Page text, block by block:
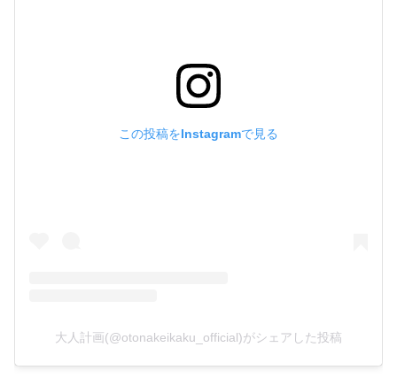
この投稿をInstagramで見る
大人計画(@otonakeikaku_official)がシェアした投稿